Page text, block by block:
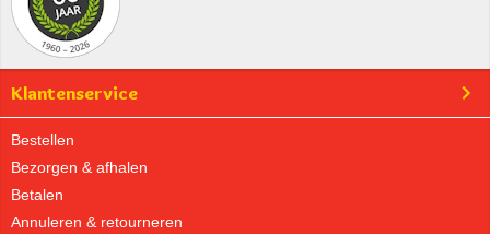
Klantenservice
Bestellen
Bezorgen & afhalen
Betalen
Annuleren & retourneren